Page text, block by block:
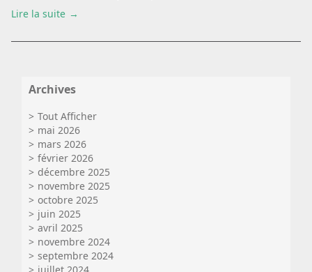
Lire la suite
Archives
Tout Afficher
mai 2026
mars 2026
février 2026
décembre 2025
novembre 2025
octobre 2025
juin 2025
avril 2025
novembre 2024
septembre 2024